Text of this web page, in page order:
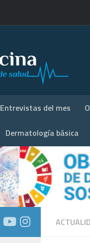
Entrevistas del mes
Dermatología básica